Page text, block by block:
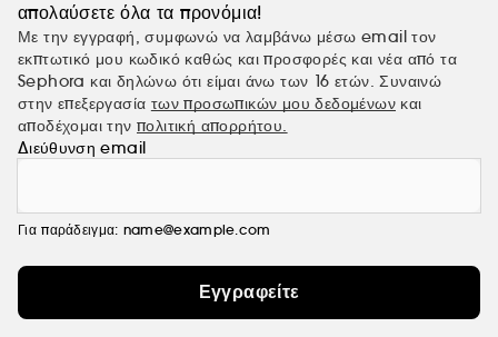
απολαύσετε όλα τα προνόμια!
Με την εγγραφή, συμφωνώ να λαμβάνω μέσω email τον
εκπτωτικό μου κωδικό καθώς και προσφορές και νέα από τα
Sephora και δηλώνω ότι είμαι άνω των 16 ετών. Συναινώ
στην επεξεργασία των προσωπικών μου δεδομένων και
αποδέχομαι την πολιτική απορρήτου.
Διεύθυνση email
Για παράδειγμα: name@example.com
Εγγραφείτε